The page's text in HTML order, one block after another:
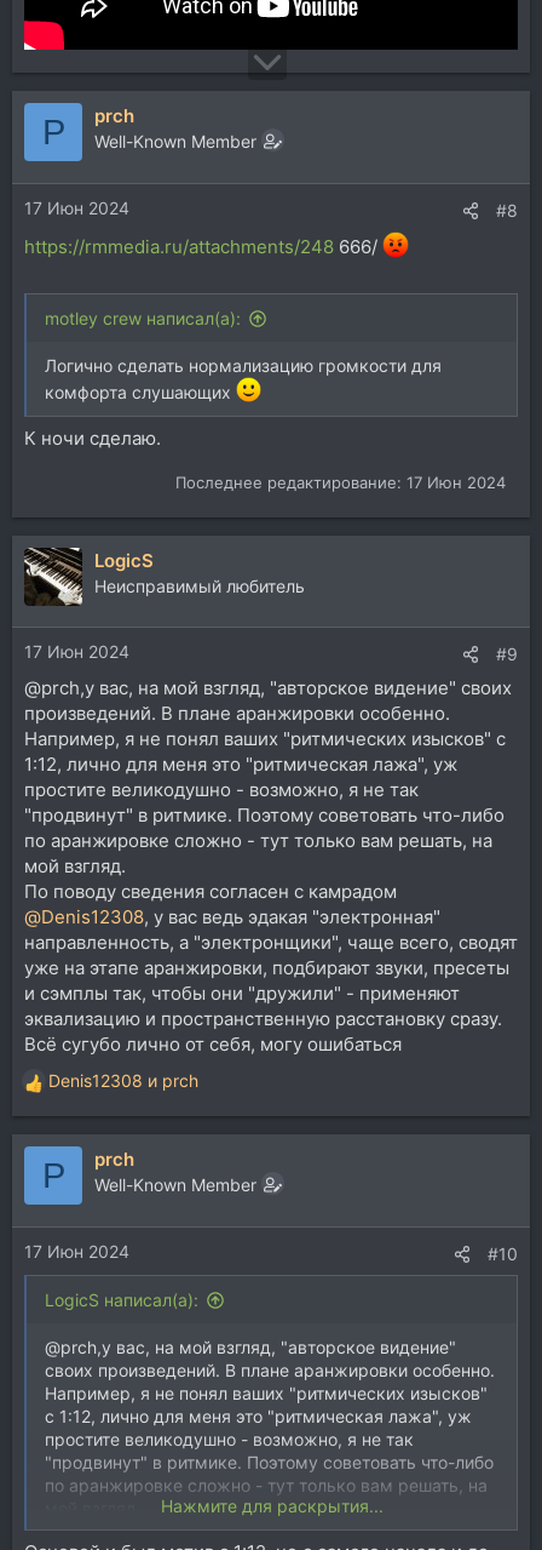
P prch
Well-Known Member
17 Июн 2024 #8
https://rmmedia.ru/attachments/248 666/
motley crew написал(а):
Логично сделать нормализацию громкости для
комфорта слушающих
К ночи сделаю.
Последнее редактирование: 17 Июн 2024
LogicS
Неисправимый любитель
17 Июн 2024 #9
@prch,у вас, на мой взгляд, "авторское видение" своих
произведений. В плане аранжировки особенно.
Например, я не понял ваших "ритмических изысков" с
1:12, лично для меня это "ритмическая лажа", уж
простите великодушно - возможно, я не так
"продвинут" в ритмике. Поэтому советовать что-либо
по аранжировке сложно - тут только вам решать, на
мой взгляд.
По поводу сведения согласен с камрадом
@Denis12308, у вас ведь эдакая "электронная"
направленность, а "электронщики", чаще всего, сводят
уже на этапе аранжировки, подбирают звуки, пресеты
и сэмплы так, чтобы они "дружили" - применяют
эквализацию и пространственную расстановку сразу.
Всё сугубо лично от себя, могу ошибаться
Р
е
а
и
и
:
Denis12308 и prch
P prch
Well-Known Member
17 Июн 2024 #10
LogicS написал(а):
@prch,у вас, на мой взгляд, "авторское видение"
своих произведений. В плане аранжировки особенно.
Например, я не понял ваших "ритмических изысков"
с 1:12, лично для меня это "ритмическая лажа", уж
простите великодушно - возможно, я не так
"продвинут" в ритмике. Поэтому советовать что-либо
по аранжировке сложно - тут только вам решать, на
По поводу сведения согласен с камрадом
Нажмите для раскрытия...